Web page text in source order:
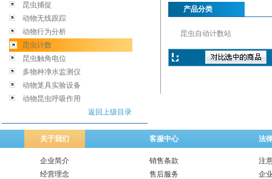
昆虫捕捉
动物无线跟踪
动物行为分析
昆虫计数
昆虫触角电位
多物种净水监测仪
动物笼具实验设备
动物昆虫呼吸作用
返回上级目录
产品分类
昆虫自动计数站
关于我们 客服中心 法
企业简介
经营理念
销售条款
售后服务
注
企